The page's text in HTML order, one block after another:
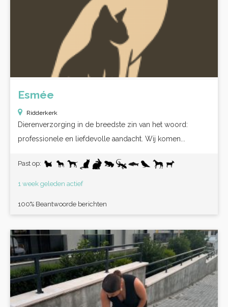
Esmée
Ridderkerk
Dierenverzorging in de breedste zin van het woord:
professionele en liefdevolle aandacht. Wij komen...
Past op:
1 week geleden actief
100% Beantwoorde berichten